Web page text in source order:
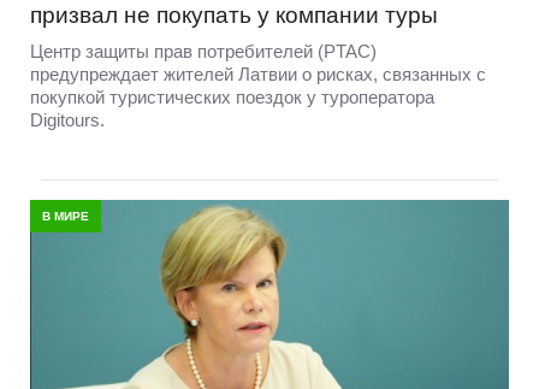
призвал не покупать у компании туры
Центр защиты прав потребителей (PTAC)
предупреждает жителей Латвии о рисках, связанных с
покупкой туристических поездок у туроператора
Digitours.
В МИРЕ